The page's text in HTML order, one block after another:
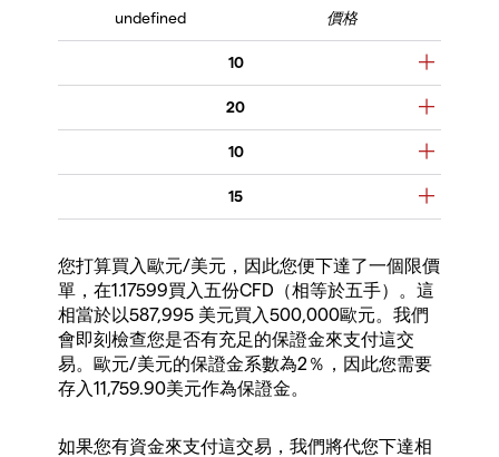
價格
10
20
10
15
您打算買入歐元/美元，因此您便下達了一個限價
單，在1.17599買入五份CFD（相等於五手）。這
相當於以587,995 美元買入500,000歐元。我們
會即刻檢查您是否有充足的保證金來支付這交
易。歐元/美元的保證金系數為2％，因此您需要
存入11,759.90美元作為保證金。
如果您有資金來支付這交易，我們將代您下達相